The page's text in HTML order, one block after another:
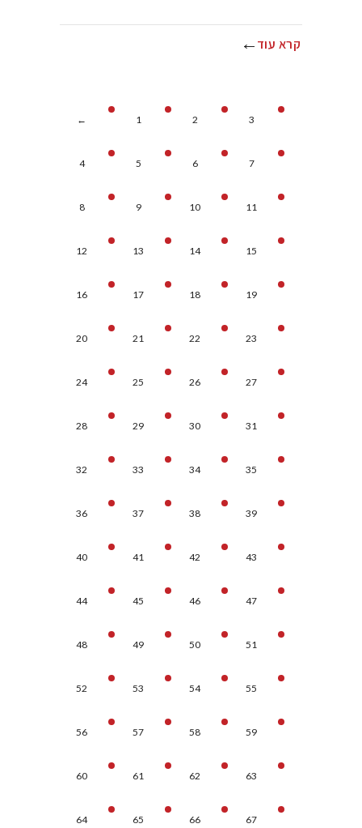
קרא עוד
← 1 2 3
4 5 6 7
8 9 10 11
12 13 14 15
16 17 18 19
20 21 22 23
24 25 26 27
28 29 30 31
32 33 34 35
36 37 38 39
40 41 42 43
44 45 46 47
48 49 50 51
52 53 54 55
56 57 58 59
60 61 62 63
64 65 66 67